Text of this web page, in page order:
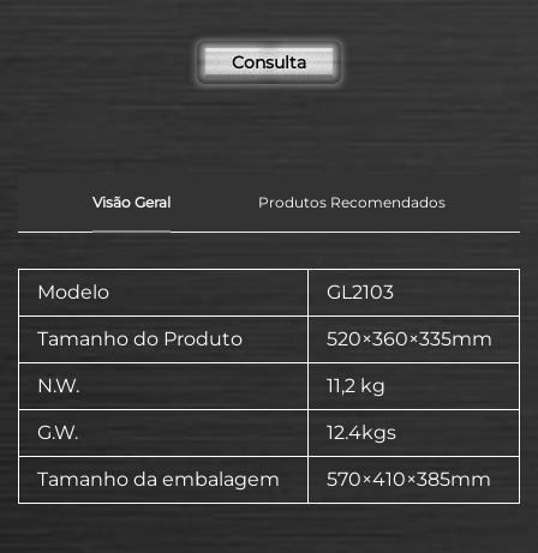
Consulta
Visão Geral Produtos Recomendados
Modelo GL2103
Tamanho do Produto 520×360×335mm
N.W. 11,2 kg
G.W. 12.4kgs
Tamanho da embalagem 570×410×385mm